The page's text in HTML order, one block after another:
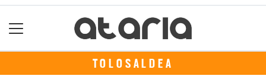
TOLOSALDEA